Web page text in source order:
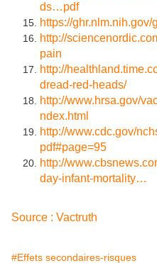
ds…pdf
https://ghr.nlm.nih.gov/
http://
pain
http://
dread-red-heads/
http://www.hrsa.gov/
ndex.html
http://www.cdc.gov/
pdf#page=95
http://
day-infant-mortality…
Source : Vactruth
#Effets secondaires-risques